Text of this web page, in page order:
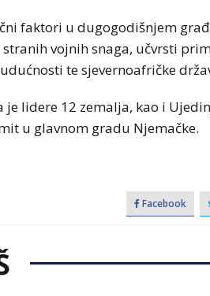
faktori u dugogodišnjem
vojnih snaga, učvrsti
te sjevernoafričke
je lidere 12 zemalja, kao i
u glavnom gradu Njemačke.
Facebook